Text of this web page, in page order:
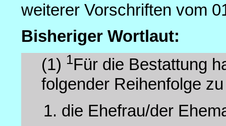
weiterer Vorschriften vom
Bisheriger Wortlaut:
(1) 1Für die Bestattung
folgender Reihenfolge
die Ehefrau/der